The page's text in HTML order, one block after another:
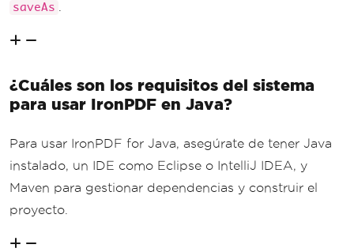
saveAs
¿Cuáles son los requisitos del sistema
para usar IronPDF en Java?
Para usar IronPDF for Java, asegúrate de tener Java
instalado, un IDE como Eclipse o IntelliJ IDEA, y
Maven para gestionar dependencias y construir el
proyecto.